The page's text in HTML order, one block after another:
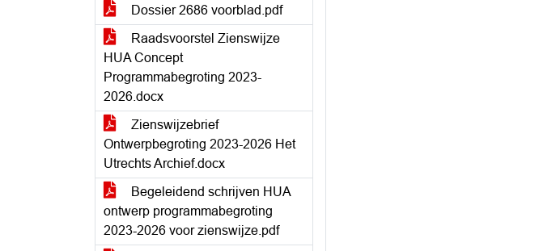
Dossier 2686 voorblad.pdf
Raadsvoorstel Zienswijze
HUA Concept
Programmabegroting 2023-
2026.docx
Zienswijzebrief
Ontwerpbegroting 2023-2026 Het
Utrechts Archief.docx
Begeleidend schrijven HUA
ontwerp programmabegroting
2023-2026 voor zienswijze.pdf